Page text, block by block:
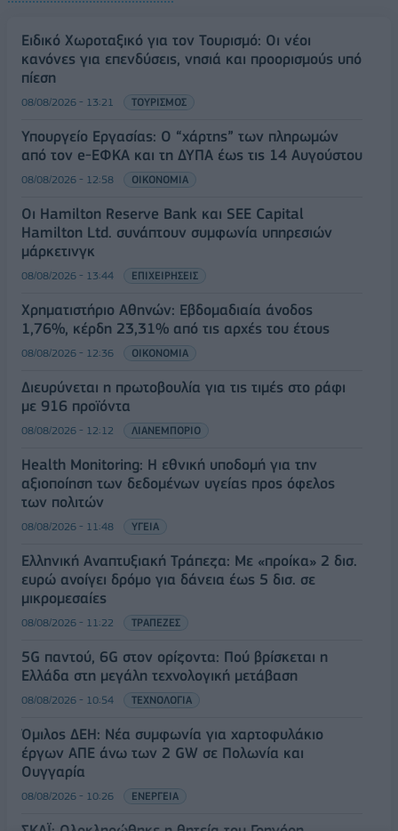
Ειδικό Χωροταξικό για τον Τουρισμό: Οι νέοι
κανόνες για επενδύσεις, νησιά και προορισμούς υπό
πίεση
08/08/2026 - 13:21 ΤΟΥΡΙΣΜΟΣ
Υπουργείο Εργασίας: Ο “χάρτης” των πληρωμών
από τον e-ΕΦΚΑ και τη ΔΥΠΑ έως τις 14 Αυγούστου
08/08/2026 - 12:58 ΟΙΚΟΝΟΜΙΑ
Οι Hamilton Reserve Bank και SEE Capital
Hamilton Ltd. συνάπτουν συμφωνία υπηρεσιών
μάρκετινγκ
08/08/2026 - 13:44 ΕΠΙΧΕΙΡΗΣΕΙΣ
Χρηματιστήριο Αθηνών: Εβδομαδιαία άνοδος
1,76%, κέρδη 23,31% από τις αρχές του έτους
08/08/2026 - 12:36 ΟΙΚΟΝΟΜΙΑ
Διευρύνεται η πρωτοβουλία για τις τιμές στο ράφι
με 916 προϊόντα
08/08/2026 - 12:12 ΛΙΑΝΕΜΠΟΡΙΟ
Health Monitoring: Η εθνική υποδομή για την
αξιοποίηση των δεδομένων υγείας προς όφελος
των πολιτών
08/08/2026 - 11:48 ΥΓΕΙΑ
Ελληνική Αναπτυξιακή Τράπεζα: Με «προίκα» 2 δισ.
ευρώ ανοίγει δρόμο για δάνεια έως 5 δισ. σε
μικρομεσαίες
08/08/2026 - 11:22 ΤΡΑΠΕΖΕΣ
5G παντού, 6G στον ορίζοντα: Πού βρίσκεται η
Ελλάδα στη μεγάλη τεχνολογική μετάβαση
08/08/2026 - 10:54 ΤΕΧΝΟΛΟΓΙΑ
Όμιλος ΔΕΗ: Νέα συμφωνία για χαρτοφυλάκιο
έργων ΑΠΕ άνω των 2 GW σε Πολωνία και
Ουγγαρία
08/08/2026 - 10:26 ΕΝΕΡΓΕΙΑ